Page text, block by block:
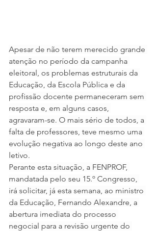
Apesar de não terem merecido grande
atenção no período da campanha
eleitoral, os problemas estruturais da
Educação, da Escola Pública e da
profissão docente permaneceram sem
resposta e, em alguns casos,
agravaram-se. O mais sério de todos, a
falta de professores, teve mesmo uma
evolução negativa ao longo deste ano
letivo.
Perante esta situação, a FENPROF,
mandatada pelo seu 15.º Congresso,
irá solicitar, já esta semana, ao ministro
da Educação, Fernando Alexandre, a
abertura imediata do processo
negocial para a revisão urgente do